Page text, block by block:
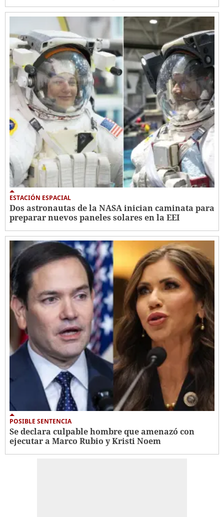
ESTACIÓN ESPACIAL
Dos astronautas de la NASA inician caminata para
preparar nuevos paneles solares en la EEI
POSIBLE SENTENCIA
Se declara culpable hombre que amenazó con
ejecutar a Marco Rubio y Kristi Noem